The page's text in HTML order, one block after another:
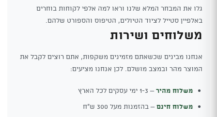
גלו את המבחר המלא שלנו וראו למה אלפי לקוחות בוחרים
באלפיין סטייל לציוד הטיולים, הטיפוס והספורט שלהם.
משלוחים ושירות
אנחנו מבינים שכשאתם מזמינים משקפות, אתם רוצים לקבל את
המוצר מהר ובמצב מושלם. לכן אנחנו מציעים:
משלוח מהיר– 1-3 ימי עסקים לכל הארץ
משלוח חינם– בהזמנות מעל 300 ש"ח